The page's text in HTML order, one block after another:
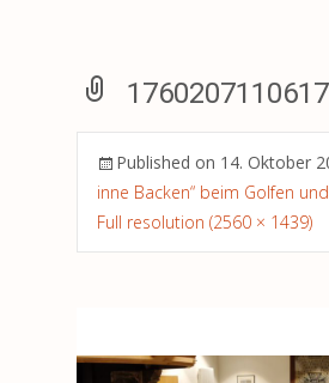
1760207110617
Published on 14. Oktober
inne Backen“ beim Golfen
Full resolution (2560 × 1439)